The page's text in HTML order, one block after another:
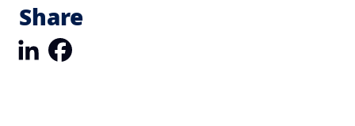
Share
LinkedIn